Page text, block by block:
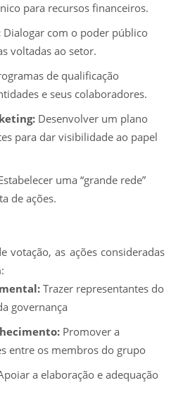
para recursos financeiros.
Dialogar com o poder público
voltadas ao setor.
de qualificação
e seus colaboradores.
Desenvolver um plano
para dar visibilidade ao papel
uma “grande rede”
de ações.
votação, as ações consideradas
Trazer representantes do
governança
Promover a
entre os membros do grupo
a elaboração e adequação